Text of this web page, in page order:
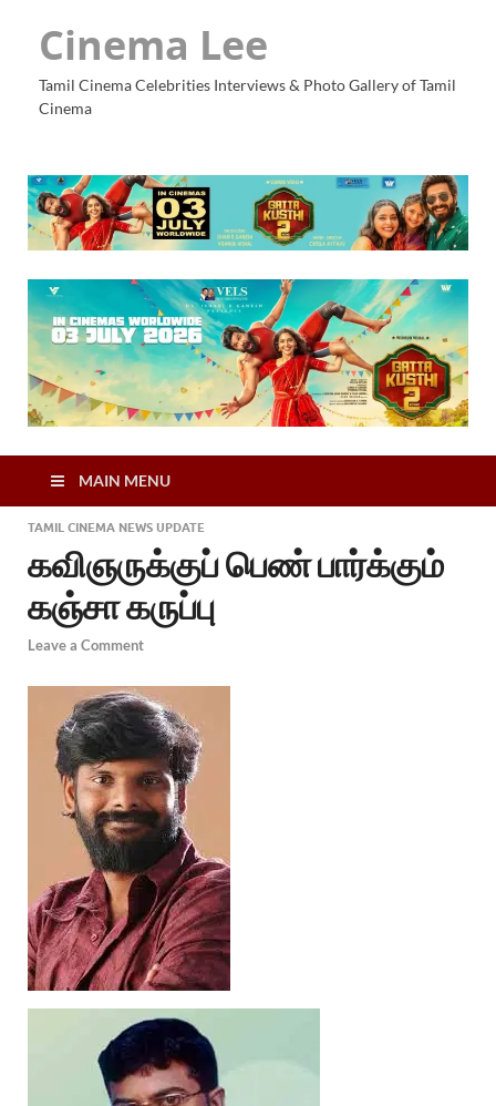
Cinema Lee
Tamil Cinema Celebrities Interviews & Photo Gallery of Tamil
Cinema
MAIN MENU
TAMIL CINEMA NEWS UPDATE
கவிஞருக்குப் பெண் பார்க்கும்
கஞ்சா கருப்பு
Leave a Comment